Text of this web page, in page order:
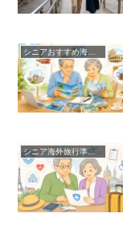
シニアおすすめ海外旅行先
シニア海外旅行準備ガイド